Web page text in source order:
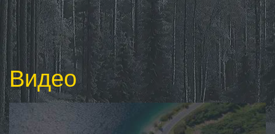
Видео